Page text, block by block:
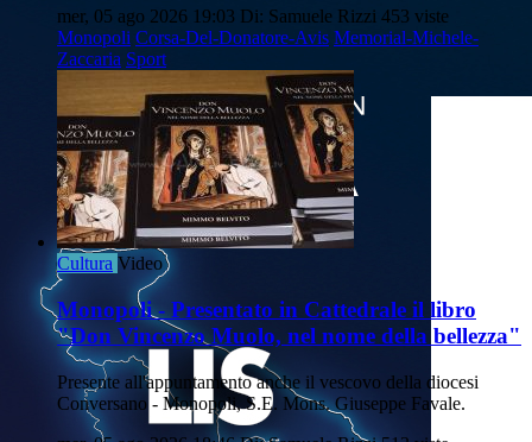
mer, 05 ago 2026 19:03 Di: Samuele Rizzi 453 viste
Monopoli Corsa-Del-Donatore-Avis Memorial-Michele-
Zaccaria Sport
Cultura Video
Monopoli - Presentato in Cattedrale il libro
"Don Vincenzo Muolo, nel nome della bellezza"
Presente all'appuntamento anche il vescovo della diocesi
Conversano - Monopoli, S.E. Mons. Giuseppe Favale.